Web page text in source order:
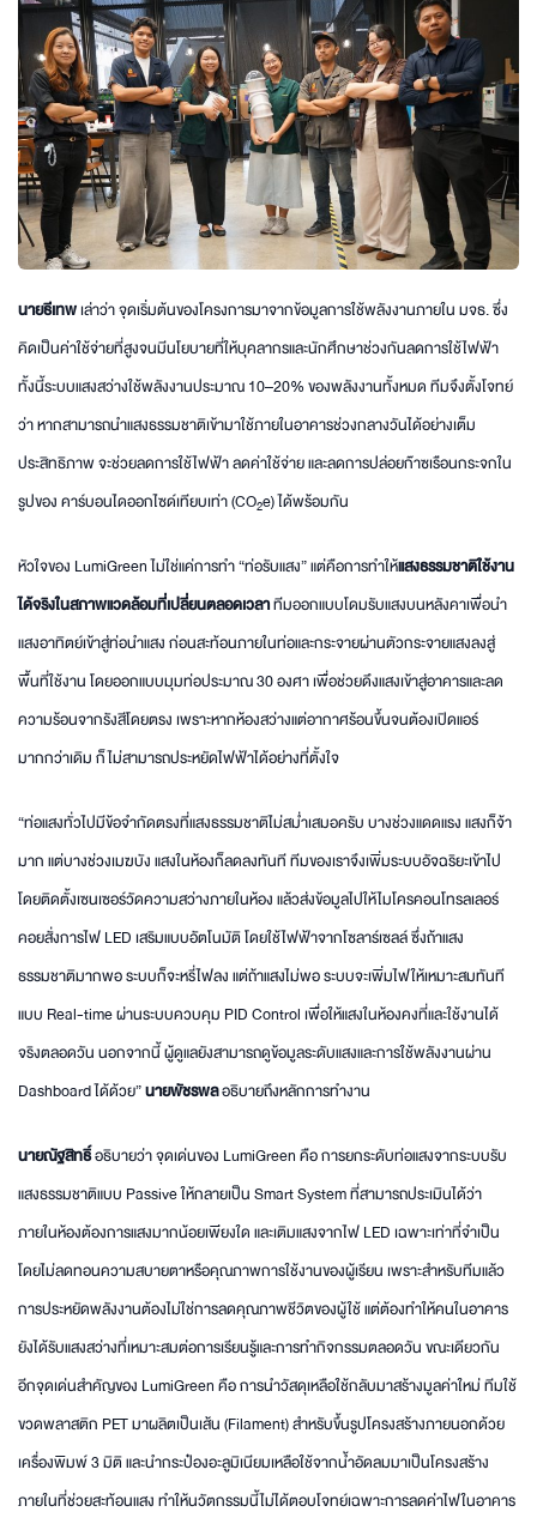
นายธีเทพเล่าว่า จุดเริ่มต้นของโครงการมาจากข้อมูลการใช้พลังงานภายใน มจธ. ซึ่ง
คิดเป็นค่าใช้จ่ายที่สูงจนมีนโยบายที่ให้บุคลากรและนักศึกษาช่วงกันลดการใช้ไฟฟ้า
ทั้งนี้ระบบแสงสว่างใช้พลังงานประมาณ 10–20% ของพลังงานทั้งหมด ทีมจึงตั้งโจทย์
ว่า หากสามารถนำแสงธรรมชาติเข้ามาใช้ภายในอาคารช่วงกลางวันได้อย่างเต็ม
ประสิทธิภาพ จะช่วยลดการใช้ไฟฟ้า ลดค่าใช้จ่าย และลดการปล่อยก๊าซเรือนกระจกใน
รูปของ คาร์บอนไดออกไซด์เทียบเท่า (CO2e) ได้พร้อมกัน
หัวใจของ LumiGreen ไม่ใช่แค่การทำ “ท่อรับแสง” แต่คือการทำให้แสงธรรมชาติใช้งาน
ได้จริงในสภาพแวดล้อมที่เปลี่ยนตลอดเวลาทีมออกแบบโดมรับแสงบนหลังคาเพื่อนำ
แสงอาทิตย์เข้าสู่ท่อนำแสง ก่อนสะท้อนภายในท่อและกระจายผ่านตัวกระจายแสงลงสู่
พื้นที่ใช้งาน โดยออกแบบมุมท่อประมาณ 30 องศา เพื่อช่วยดึงแสงเข้าสู่อาคารและลด
ความร้อนจากรังสีโดยตรง เพราะหากห้องสว่างแต่อากาศร้อนขึ้นจนต้องเปิดแอร์
มากกว่าเดิม ก็ไม่สามารถประหยัดไฟฟ้าได้อย่างที่ตั้งใจ
“ท่อแสงทั่วไปมีข้อจำกัดตรงที่แสงธรรมชาติไม่สม่ำเสมอครับ บางช่วงแดดแรง แสงก็จ้า
มาก แต่บางช่วงเมฆบัง แสงในห้องก็ลดลงทันที ทีมของเราจึงเพิ่มระบบอัจฉริยะเข้าไป
โดยติดตั้งเซนเซอร์วัดความสว่างภายในห้อง แล้วส่งข้อมูลไปให้ไมโครคอนโทรลเลอร์
คอยสั่งการไฟ LED เสริมแบบอัตโนมัติ โดยใช้ไฟฟ้าจากโซลาร์เซลล์ ซึ่งถ้าแสง
ธรรมชาติมากพอ ระบบก็จะหรี่ไฟลง แต่ถ้าแสงไม่พอ ระบบจะเพิ่มไฟให้เหมาะสมทันที
แบบ Real-time ผ่านระบบควบคุม PID Control เพื่อให้แสงในห้องคงที่และใช้งานได้
จริงตลอดวัน นอกจากนี้ ผู้ดูแลยังสามารถดูข้อมูลระดับแสงและการใช้พลังงานผ่าน
Dashboard ได้ด้วย”นายพัชรพลอธิบายถึงหลักการทำงาน
นายณัฐสิทธิ์อธิบายว่า จุดเด่นของ LumiGreen คือ การยกระดับท่อแสงจากระบบรับ
แสงธรรมชาติแบบ Passive ให้กลายเป็น Smart System ที่สามารถประเมินได้ว่า
ภายในห้องต้องการแสงมากน้อยเพียงใด และเติมแสงจากไฟ LED เฉพาะเท่าที่จำเป็น
โดยไม่ลดทอนความสบายตาหรือคุณภาพการใช้งานของผู้เรียน เพราะสำหรับทีมแล้ว
การประหยัดพลังงานต้องไม่ใช่การลดคุณภาพชีวิตของผู้ใช้ แต่ต้องทำให้คนในอาคาร
ยังได้รับแสงสว่างที่เหมาะสมต่อการเรียนรู้และการทำกิจกรรมตลอดวัน ขณะเดียวกัน
อีกจุดเด่นสำคัญของ LumiGreen คือ การนำวัสดุเหลือใช้กลับมาสร้างมูลค่าใหม่ ทีมใช้
ขวดพลาสติก PET มาผลิตเป็นเส้น (Filament) สำหรับขึ้นรูปโครงสร้างภายนอกด้วย
เครื่องพิมพ์ 3 มิติ และนำกระป๋องอะลูมิเนียมเหลือใช้จากน้ำอัดลมมาเป็นโครงสร้าง
ภายในที่ช่วยสะท้อนแสง ทำให้นวัตกรรมนี้ไม่ได้ตอบโจทย์เฉพาะการลดค่าไฟในอาคาร